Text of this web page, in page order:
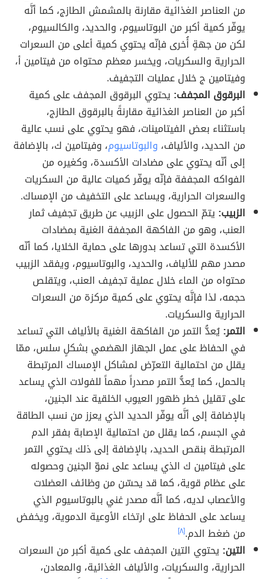
من العناصر الغذائية مقارنة بالمشمش الطازج، كما أنَّه
يوفّر كمية أكبر من البوتاسيوم، والحديد، والكالسيوم،
لكن من جهةٍ أُخرى فإنّه يحتوي كمية أعلى من السعرات
الحرارية والسكريات، ويخسر معظم محتواه من فيتامين أ،
وفيتامين ج خلال عمليات التجفيف.
البرقوق المجفف: يحتوي البرقوق المجفف على كمية
أكبر من العناصر الغذائية مقارنةً بالبرقوق الطازج،
باستثناء بعض الفيتامينات، فهو يحتوي على نسب عالية
من الحديد، والألياف، والبوتاسيوم، وفيتامين ك، بالإضافة
إلى أنّه يحتوي على مضادات الأكسدة، وكغيره من
الفواكه المجففة فإنّه يوفّر كميات عالية من السكريات
والسعرات الحرارية، ويساعد على التخفيف من الإمساك.
الزبيب: يتمّ الحصول على الزبيب عن طريق تجفيف ثمار
العنب، وهو من الفاكهة المجففة الغنية بمضادات
الأكسدة التي تساعد بدورها على حماية الخلايا، كما أنّه
مصدر مهم للألياف، والحديد، والبوتاسيوم، ويفقد الزبيب
محتواه من الماء خلال عملية تجفيف العنب، ويتقلص
حجمه، لذا فإنَّه يحتوي على كمية مركزة من السعرات
الحرارية والسكريات.
التمر:يُعدُّ التمر من الفاكهة الغنية بالألياف التي تساعد
في الحفاظ على عمل الجهاز الهضمي بشكلٍ سلس، ممّا
يقلل من احتمالية التعرّض لمشاكل الإمساك المرتبطة
بالحمل، كما يُعدُّ التمر مصدراً مهماً للفولات الذي يساعد
على تقليل خطر ظهور العيوب الخلقية عند الجنين،
بالإضافة إلى أنَّه يوفّر الحديد الذي يعزز من نسب الطاقة
في الجسم، كما يقلل من احتمالية الإصابة بفقر الدم
المرتبطة بنقص الحديد، بالإضافة إلى ذلك يحتوي التمر
على فيتامين ك الذي يساعد على نموّ الجنين وحصوله
على عظام قوية، كما قد يحسّن من وظائف العضلات
والأعصاب لديه، كما أنَّه مصدر غني بالبوتاسيوم الذي
يساعد على الحفاظ على ارتخاء الأوعية الدموية، ويخفض
من ضغط الدم.[٨]
التين: يحتوي التين المجفف على كمية أكبر من السعرات
الحرارية، والسكريات، والألياف الغذائية، والمعادن،